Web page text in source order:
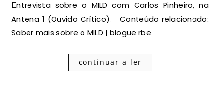
Entrevista sobre o MILD com Carlos Pinheiro, na
Antena 1 (Ouvido Crítico). Conteúdo relacionado:
Saber mais sobre o MILD | blogue rbe
continuar a ler